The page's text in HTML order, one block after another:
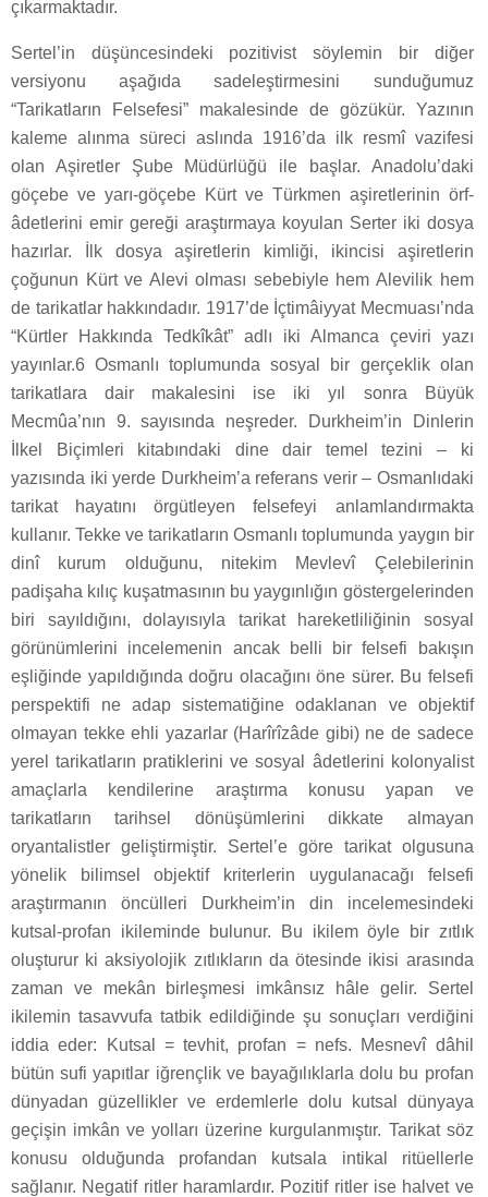
çıkarmaktadır.
Sertel’in düşüncesindeki pozitivist söylemin bir diğer
versiyonu aşağıda sadeleştirmesini sunduğumuz
“Tarikatların Felsefesi” makalesinde de gözükür. Yazının
kaleme alınma süreci aslında 1916’da ilk resmî vazifesi
olan Aşiretler Şube Müdürlüğü ile başlar. Anadolu’daki
göçebe ve yarı-göçebe Kürt ve Türkmen aşiretlerinin örf-
âdetlerini emir gereği araştırmaya koyulan Serter iki dosya
hazırlar. İlk dosya aşiretlerin kimliği, ikincisi aşiretlerin
çoğunun Kürt ve Alevi olması sebebiyle hem Alevilik hem
de tarikatlar hakkındadır. 1917’de İçtimâiyyat Mecmuası’nda
“Kürtler Hakkında Tedkîkât” adlı iki Almanca çeviri yazı
yayınlar.6 Osmanlı toplumunda sosyal bir gerçeklik olan
tarikatlara dair makalesini ise iki yıl sonra Büyük
Mecmûa’nın 9. sayısında neşreder. Durkheim’in Dinlerin
İlkel Biçimleri kitabındaki dine dair temel tezini – ki
yazısında iki yerde Durkheim’a referans verir – Osmanlıdaki
tarikat hayatını örgütleyen felsefeyi anlamlandırmakta
kullanır. Tekke ve tarikatların Osmanlı toplumunda yaygın bir
dinî kurum olduğunu, nitekim Mevlevî Çelebilerinin
padişaha kılıç kuşatmasının bu yaygınlığın göstergelerinden
biri sayıldığını, dolayısıyla tarikat hareketliliğinin sosyal
görünümlerini incelemenin ancak belli bir felsefi bakışın
eşliğinde yapıldığında doğru olacağını öne sürer. Bu felsefi
perspektifi ne adap sistematiğine odaklanan ve objektif
olmayan tekke ehli yazarlar (Harîrîzâde gibi) ne de sadece
yerel tarikatların pratiklerini ve sosyal âdetlerini kolonyalist
amaçlarla kendilerine araştırma konusu yapan ve
tarikatların tarihsel dönüşümlerini dikkate almayan
oryantalistler geliştirmiştir. Sertel’e göre tarikat olgusuna
yönelik bilimsel objektif kriterlerin uygulanacağı felsefi
araştırmanın öncülleri Durkheim’in din incelemesindeki
kutsal-profan ikileminde bulunur. Bu ikilem öyle bir zıtlık
oluşturur ki aksiyolojik zıtlıkların da ötesinde ikisi arasında
zaman ve mekân birleşmesi imkânsız hâle gelir. Sertel
ikilemin tasavvufa tatbik edildiğinde şu sonuçları verdiğini
iddia eder: Kutsal = tevhit, profan = nefs. Mesnevî dâhil
bütün sufi yapıtlar iğrençlik ve bayağılıklarla dolu bu profan
dünyadan güzellikler ve erdemlerle dolu kutsal dünyaya
geçişin imkân ve yolları üzerine kurgulanmıştır. Tarikat söz
konusu olduğunda profandan kutsala intikal ritüellerle
sağlanır. Negatif ritler haramlardır. Pozitif ritler ise halvet ve